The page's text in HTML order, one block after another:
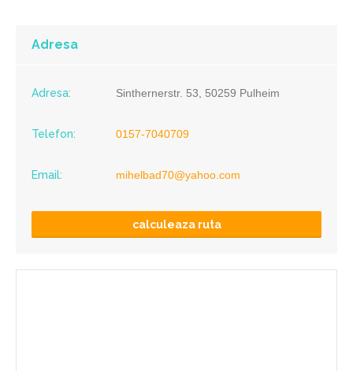
Adresa
Adresa: Sinthernerstr. 53, 50259 Pulheim
Telefon: 0157-7040709
Email: mihelbad70@yahoo.com
calculeaza ruta